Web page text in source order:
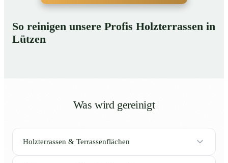
So reinigen unsere Profis Holzterrassen in
Lützen
Was wird gereinigt
Holzterrassen & Terrassenflächen